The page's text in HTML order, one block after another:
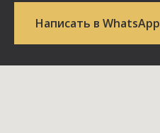
Написать в WhatsApp